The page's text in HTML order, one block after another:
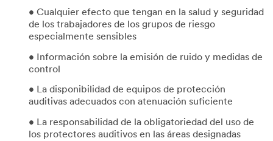
• Cualquier efecto que tengan en la salud y seguridad
de los trabajadores de los grupos de riesgo
especialmente sensibles
• Información sobre la emisión de ruido y medidas de
control
• La disponibilidad de equipos de protección
auditivas adecuados con atenuación suficiente
• La responsabilidad de la obligatoriedad del uso de
los protectores auditivos en las áreas designadas